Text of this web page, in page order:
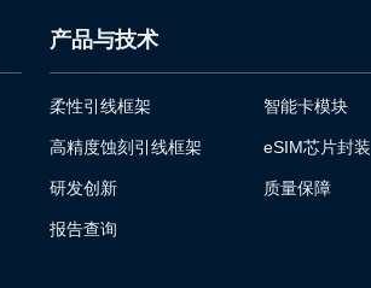
产品与技术
柔性引线框架 智能卡模块
高精度蚀刻引线框架 eSIM芯片封装
研发创新 质量保障
报告查询